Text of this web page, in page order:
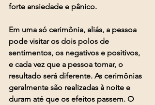
forte ansiedade e pânico.
Em uma só cerimônia, aliás, a pessoa
pode visitar os dois polos de
sentimentos, os negativos e positivos,
e cada vez que a pessoa tomar, o
resultado será diferente. As cerimônias
geralmente são realizadas à noite e
duram até que os efeitos passem. O